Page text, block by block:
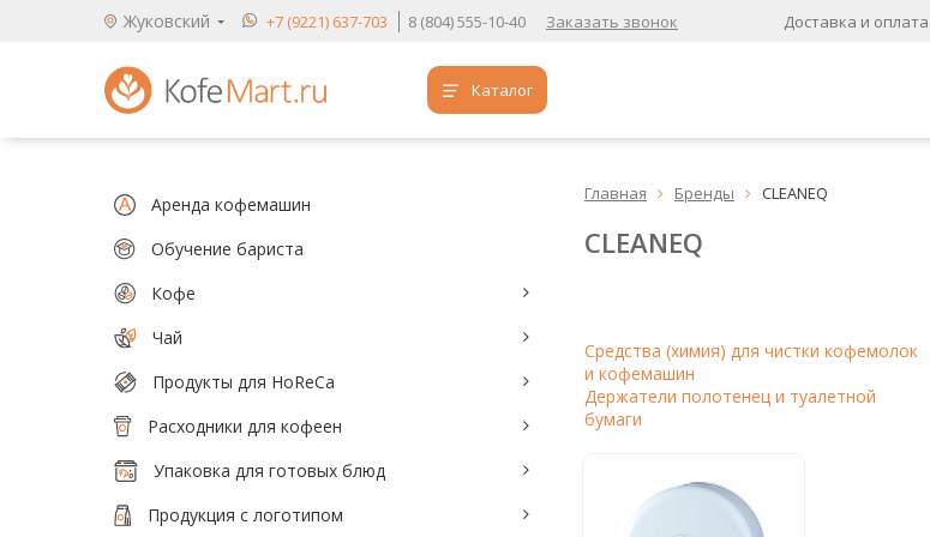
Жуковский +7 (9221) 637-703 8 (804) 555-10-40 Заказать звонок Доставка и оплата
Каталог
Обучение бариста
Кофе
Чай
Продукты для HoReCa
Расходники для кофеен
Упаковка для готовых блюд
Кофе в зернах свежей обжарки
Ароматизированный кофе
Кофе в зернах свежей обжарки
Главная  Бренды  CLEANEQ
CLEANEQ
Средства (химия) для чистки кофемолок
и кофемашин
Держатели полотенец и туалетной
бумаги
Аренда кофемашин
Обучение бариста
Кофе
Чай
Продукты для HoReCa
Расходники для кофеен
Упаковка для готовых блюд
Продукция с логотипом